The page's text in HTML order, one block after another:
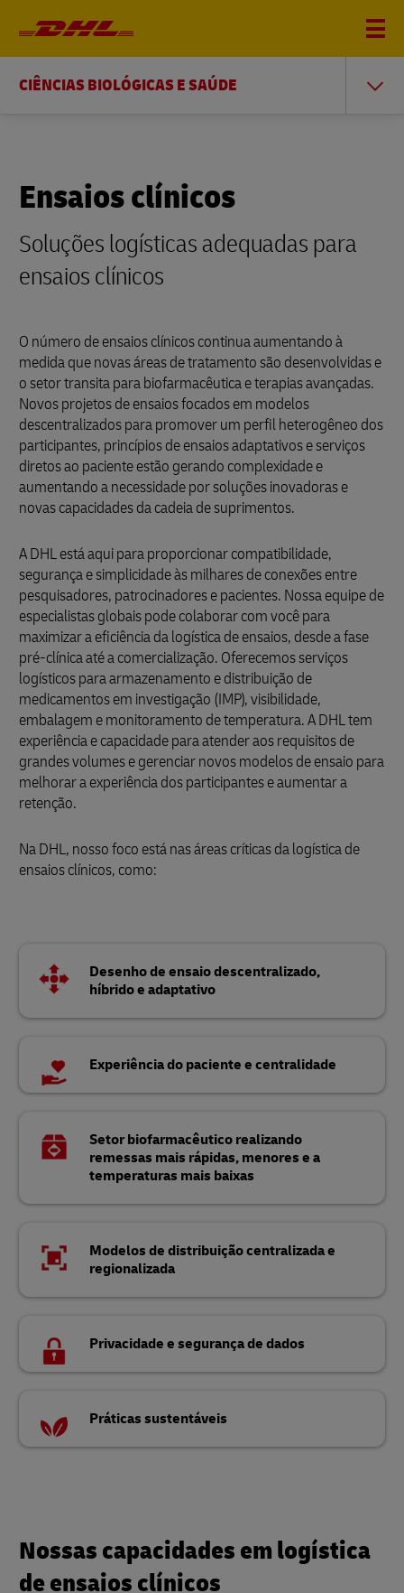
CIÊNCIAS BIOLÓGICAS E SAÚDE
Ensaios clínicos
Soluções logísticas adequadas para
ensaios clínicos
O número de ensaios clínicos continua aumentando à
medida que novas áreas de tratamento são desenvolvidas e
o setor transita para biofarmacêutica e terapias avançadas.
Novos projetos de ensaios focados em modelos
descentralizados para promover um perfil heterogêneo dos
participantes, princípios de ensaios adaptativos e serviços
diretos ao paciente estão gerando complexidade e
aumentando a necessidade por soluções inovadoras e
novas capacidades da cadeia de suprimentos.
A DHL está aqui para proporcionar compatibilidade,
segurança e simplicidade às milhares de conexões entre
pesquisadores, patrocinadores e pacientes. Nossa equipe de
especialistas globais pode colaborar com você para
maximizar a eficiência da logística de ensaios, desde a fase
pré-clínica até a comercialização. Oferecemos serviços
logísticos para armazenamento e distribuição de
medicamentos em investigação (IMP), visibilidade,
embalagem e monitoramento de temperatura. A DHL tem
experiência e capacidade para atender aos requisitos de
grandes volumes e gerenciar novos modelos de ensaio para
melhorar a experiência dos participantes e aumentar a
retenção.
Na DHL, nosso foco está nas áreas críticas da logística de
ensaios clínicos, como:
Desenho de ensaio descentralizado,
híbrido e adaptativo
Experiência do paciente e centralidade
Setor biofarmacêutico realizando
remessas mais rápidas, menores e a
temperaturas mais baixas
Modelos de distribuição centralizada e
regionalizada
Privacidade e segurança de dados
Práticas sustentáveis
Nossas capacidades em logística
de ensaios clínicos